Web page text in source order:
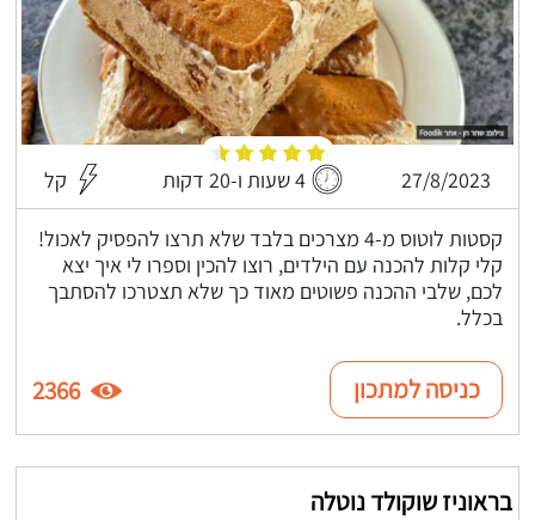
27/8/2023 4 שעות ו-20 דקות קל
קסטות לוטוס מ-4 מצרכים בלבד שלא תרצו להפסיק לאכול!
קלי קלות להכנה עם הילדים, רוצו להכין וספרו לי איך יצא
לכם, שלבי ההכנה פשוטים מאוד כך שלא תצטרכו להסתבך
בכלל.
כניסה למתכון 2366
בראוניז שוקולד נוטלה